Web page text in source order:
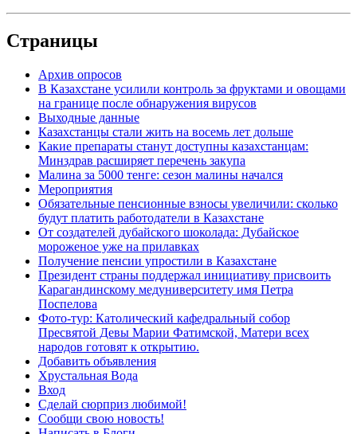
Страницы
Архив опросов
В Казахстане усилили контроль за фруктами и овощами
на границе после обнаружения вирусов
Выходные данные
Казахстанцы стали жить на восемь лет дольше
Какие препараты станут доступны казахстанцам:
Минздрав расширяет перечень закупа
Малина за 5000 тенге: сезон малины начался
Мероприятия
Обязательные пенсионные взносы увеличили: сколько
будут платить работодатели в Казахстане
От создателей дубайского шоколада: Дубайское
мороженое уже на прилавках
Получение пенсии упростили в Казахстане
Президент страны поддержал инициативу присвоить
Карагандинскому медуниверситету имя Петра
Поспелова
Фото-тур: Католический кафедральный собор
Пресвятой Девы Марии Фатимской, Матери всех
народов готовят к открытию.
Добавить объявления
Хрустальная Вода
Вход
Сделай сюрприз любимой!
Сообщи свою новость!